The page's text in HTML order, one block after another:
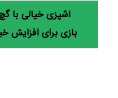
آشپزی خیالی با
بازی برای افزایش